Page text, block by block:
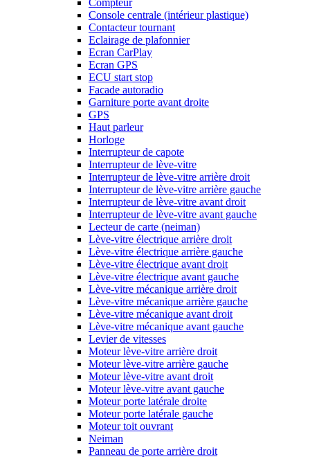
Compteur
Console centrale (intérieur plastique)
Contacteur tournant
Eclairage de plafonnier
Ecran CarPlay
Ecran GPS
ECU start stop
Facade autoradio
Garniture porte avant droite
GPS
Haut parleur
Horloge
Interrupteur de capote
Interrupteur de lève-vitre
Interrupteur de lève-vitre arrière droit
Interrupteur de lève-vitre arrière gauche
Interrupteur de lève-vitre avant droit
Interrupteur de lève-vitre avant gauche
Lecteur de carte (neiman)
Lève-vitre électrique arrière droit
Lève-vitre électrique arrière gauche
Lève-vitre électrique avant droit
Lève-vitre électrique avant gauche
Lève-vitre mécanique arrière droit
Lève-vitre mécanique arrière gauche
Lève-vitre mécanique avant droit
Lève-vitre mécanique avant gauche
Levier de vitesses
Moteur lève-vitre arrière droit
Moteur lève-vitre arrière gauche
Moteur lève-vitre avant droit
Moteur lève-vitre avant gauche
Moteur porte latérale droite
Moteur porte latérale gauche
Moteur toit ouvrant
Neiman
Panneau de porte arrière droit